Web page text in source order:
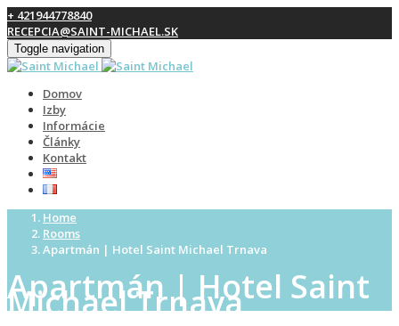
+ 421944778840
RECEPCIA@SAINT-MICHAEL.SK
Toggle navigation
Domov
Izby
Informácie
Články
Kontakt
Home
Rooms
Apartmán | Hotel Saint Michael Trnava
Apartmán | Hotel Saint
Michael Trnava